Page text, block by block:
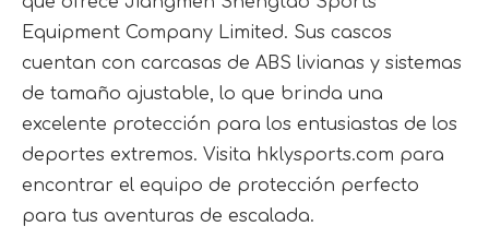
Equipment Company Limited. Sus cascos
cuentan con carcasas de ABS livianas y sistemas
de tamaño ajustable, lo que brinda una
excelente protección para los entusiastas de los
deportes extremos. Visita hklysports.com para
encontrar el equipo de protección perfecto
para tus aventuras de escalada.